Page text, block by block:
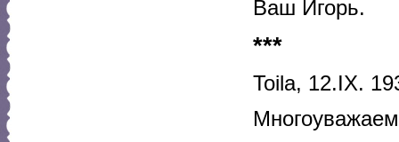
Ваш Игорь.
***
Toila, 12.IX.